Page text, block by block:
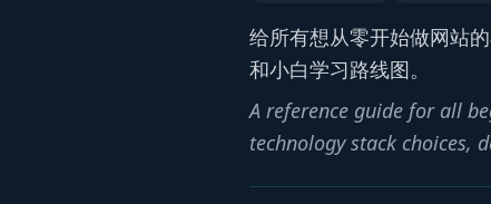
给所有想从零开始做网站
和小白学习路线图。
A reference guide for all
technology stack choices,